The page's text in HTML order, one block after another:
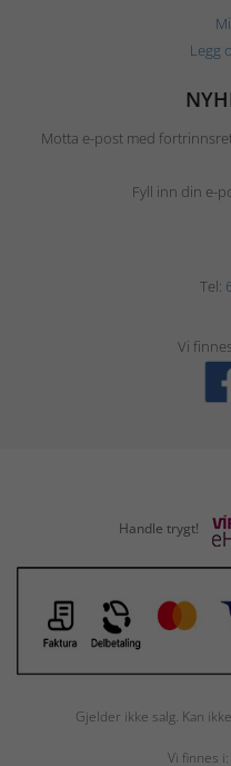
Legg
Motta e-post med
Fyll inn din e-
Tel:
Vi
Handle trygt!
Gjelder ikke salg. Kan
Vi finnes i: